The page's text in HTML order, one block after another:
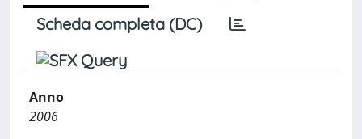
Scheda completa (DC)
Anno
2006